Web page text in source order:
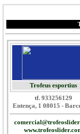
Trofeus esportius
tf. 933256129
Entença, 1 08015 -